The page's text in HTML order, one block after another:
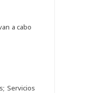
a cabo
Servicios